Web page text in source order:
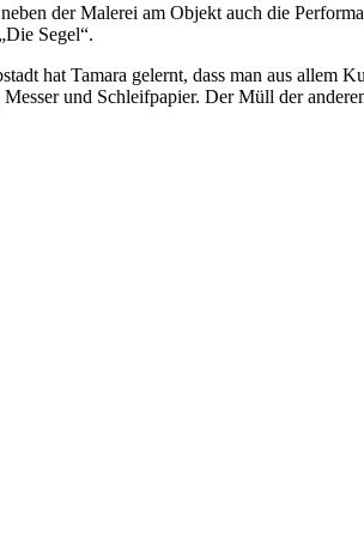
der Malerei am Objekt auch die
Segel“.
hat Tamara gelernt, dass man aus allem
und Schleifpapier. Der Müll der